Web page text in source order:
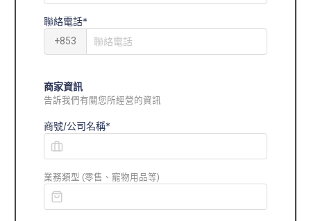
聯絡電話*
+853
商家資訊
告訴我們有關您所經營的資訊
商號/公司名稱*
業務類型 (零售、寵物用品等)